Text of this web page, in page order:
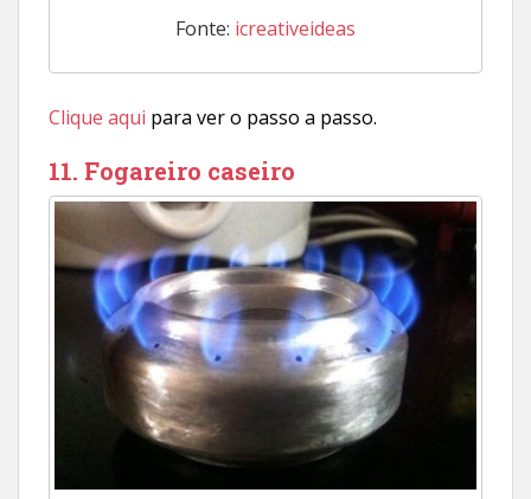
Fonte: icreativeideas
Clique aqui para ver o passo a passo.
11. Fogareiro caseiro